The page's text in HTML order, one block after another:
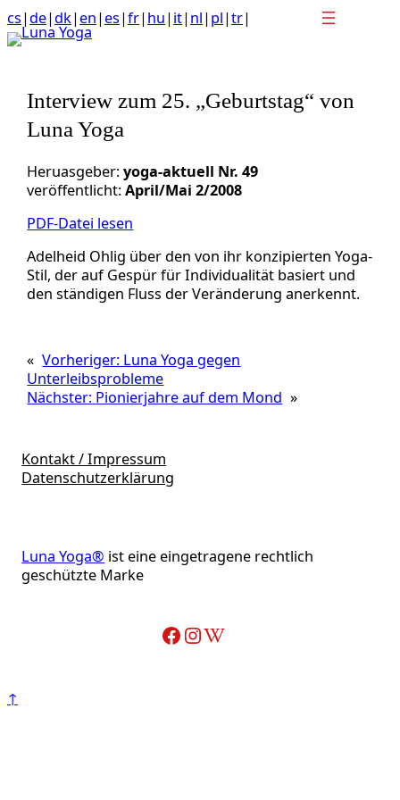
Anchor
link
to
page
Zum
Inhalt
springen
cs|de|dk| en| es|fr| hu| it| nl| pl|tr|
Interview zum 25. „Geburtstag“ von
Luna Yoga
Heruasgeber:yoga-aktuell Nr. 49
veröffentlicht:April/Mai 2/2008
PDF-Datei lesen
Adelheid Ohlig über den von ihr konzipierten Yoga-
Stil, der auf Gespür für Individualität basiert und
den ständigen Fluss der Veränderung anerkennt.
« Vorheriger: Luna Yoga gegen
Unterleibsprobleme
Nächster: Pionierjahre auf dem Mond »
Kontakt / Impressum
Datenschutzerklärung
Luna Yoga® ist eine eingetragene rechtlich
geschützte Marke
Facebook InstagramWikipedia-Artikel über Adelheid Ohlig
↑